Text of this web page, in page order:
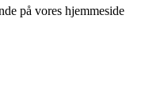
på vores hjemmeside